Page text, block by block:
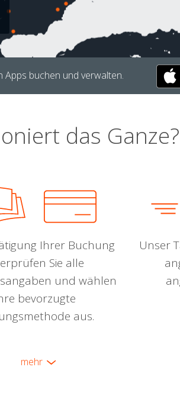
Apps buchen und verwalten.
das Ganze?
Ihrer Buchung
Sie alle
und wählen
bevorzugte
aus.
Unser
mehr